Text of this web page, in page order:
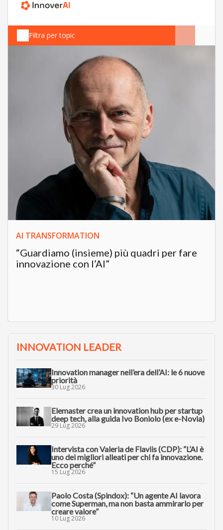
Filtra per topic
AI TRANSFORMATION
“Guardiamo (insieme) più quadri per fare
innovazione con l’AI”
INNOVATION LEADER
Innovation manager nell’era dell’AI: le 6 nuove
priorità
30 Lug 2026
Elemaster crea un innovation hub per startup
deep tech, alla guida Ivo Boniolo (ex e-Novia)
29 Lug 2026
Intervista con Valeria de Flaviis (CDP): “L’AI è
uno dei migliori alleati per chi fa innovazione.
Ecco perché”
15 Lug 2026
Paolo Costa (Spindox): “Un agente AI lavora
come Superman, ma non basta ammirarlo per
creare valore”
10 Lug 2026